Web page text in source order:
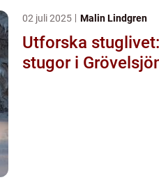
02 juli 2025 Malin Lindgren
Utforska
stugor i